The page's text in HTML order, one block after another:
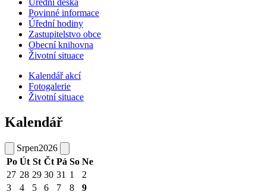
Úřední deska
Povinné informace
Úřední hodiny
Zastupitelstvo obce
Obecní knihovna
Životní situace
Kalendář akcí
Fotogalerie
Životní situace
Kalendář
Srpen2026
Po Út St Čt Pá So Ne
27 28 29 30 31 1
2
3
4 5 6 7 8
9